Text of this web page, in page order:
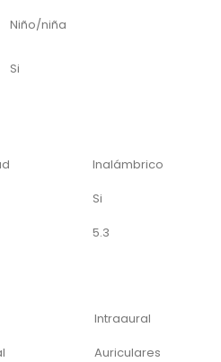
Niño/niña
Si
Inalámbrico
Si
5.3
Intraaural
Auriculares